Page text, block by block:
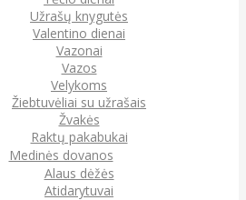
Užrašų knygutės
Valentino dienai
Vazonai
Vazos
Velykoms
Žiebtuvėliai su užrašais
Žvakės
Raktų pakabukai
Medinės dovanos
Alaus dėžės
Atidarytuvai